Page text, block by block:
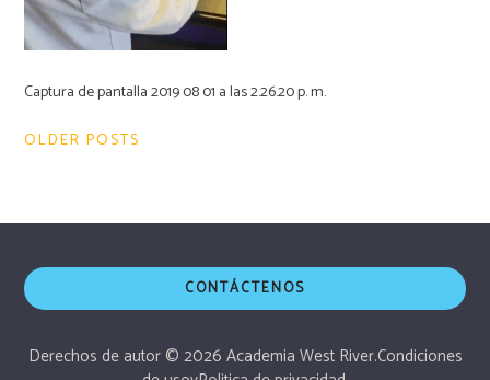
Captura de pantalla 2019 08 01 a las 2.26.20 p. m.
Navegación
OLDER POSTS
CONTÁCTENOS
Derechos de autor © 2026 Academia West River.Condiciones